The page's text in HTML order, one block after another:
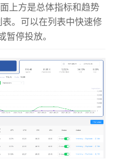
上方是总体指标和趋势
。可以在列表中快速修
停投放。